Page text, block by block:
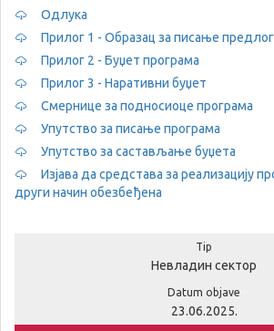
Одлука
Прилог 1 - Образац за писање
Прилог 2 - Буџет програма
Прилог 3 - Наративни буџет
Смернице за подносиоце програма
Упутство за писање програма
Упутство за састављање буџета
Изјава да средстава за реализацију
други начин обезбеђена
Tip
Невладин сектор
Datum objave
23.06.2025.